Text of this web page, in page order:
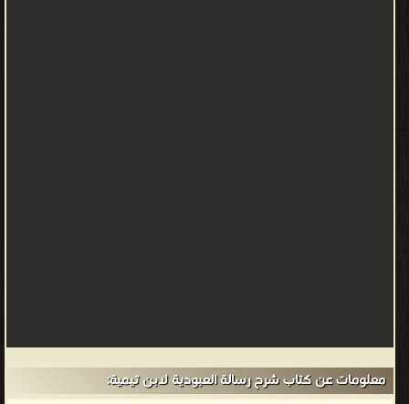
معلومات عن كتاب شرح رسالة العبودية لابن تيمية: